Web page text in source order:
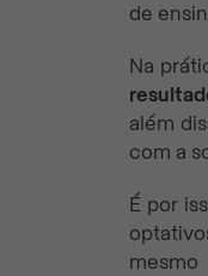
de
Na
além
com a
É por